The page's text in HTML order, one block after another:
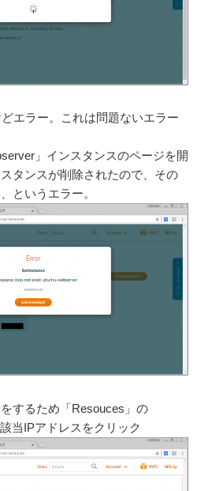
エラー。これは問題ないエラー
」インスタンスのページを開
タンスが削除されたので、その
というエラー。
するため「Resouces」の
当IPアドレスをクリック